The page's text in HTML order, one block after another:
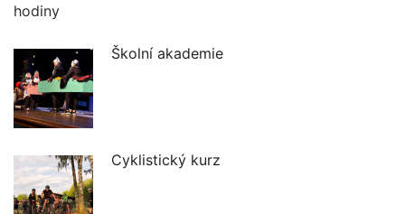
Školní akademie
Cyklistický kurz